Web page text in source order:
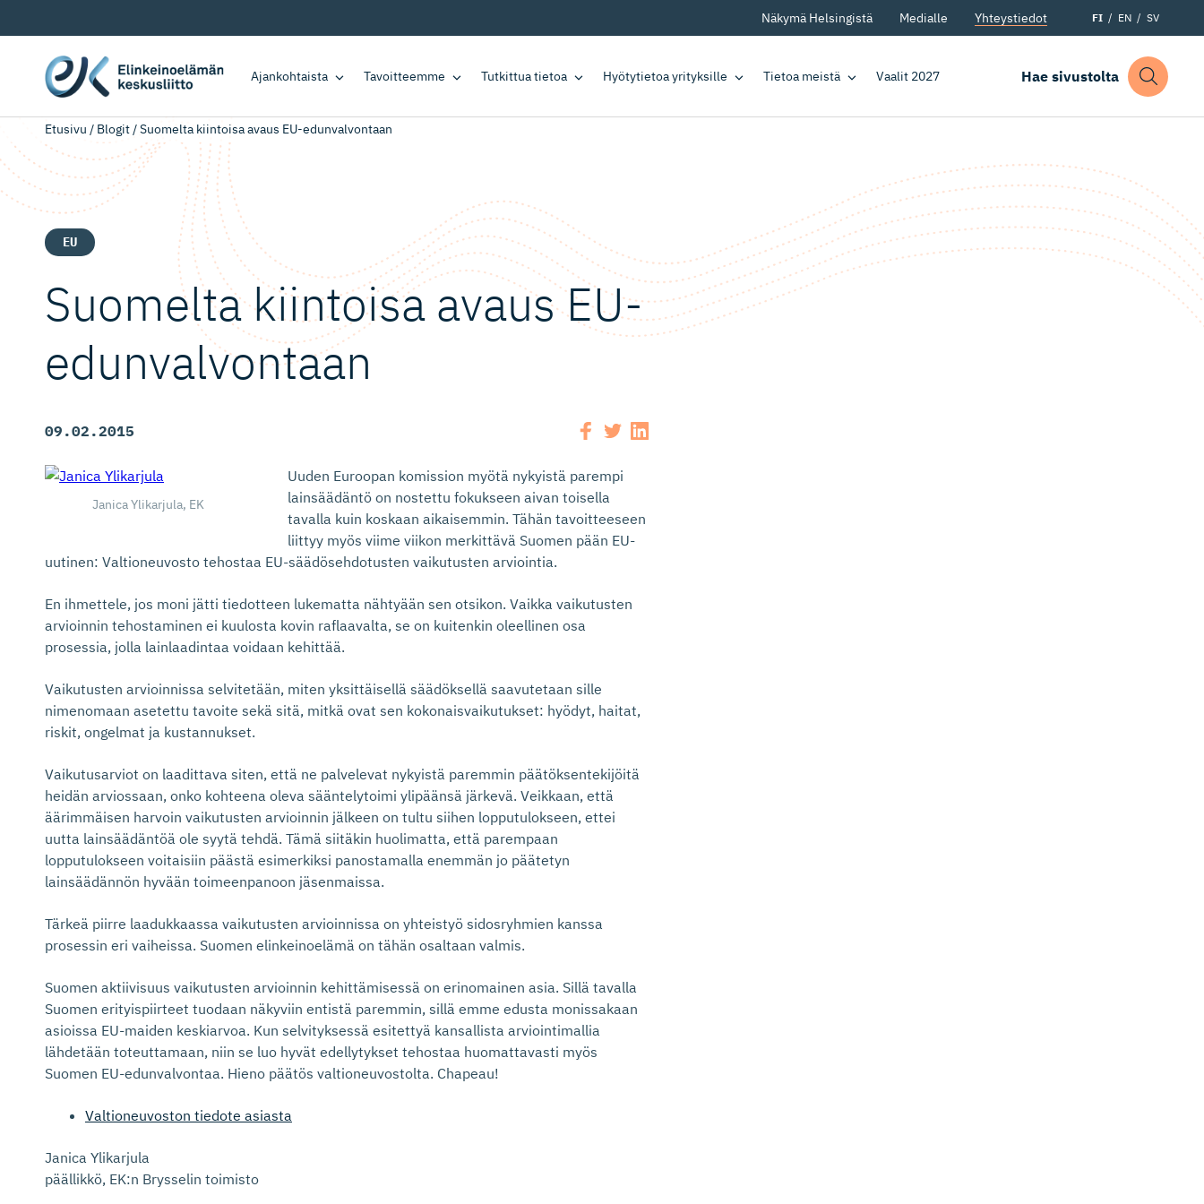
Näkymä Helsingistä Medialle Yhteystiedot FI EN SV
Ajankohtaista Tavoitteemme Tutkittua tietoa Hyötytietoa yrityksille Tietoa meistä Vaalit 2027 Hae sivustolta
Etusivu / Blogit/Suomelta kiintoisa avaus EU-edunvalvontaan
EU
Suomelta kiintoisa avaus EU-
edunval­vontaan
09.02.2015
Janica Ylikarjula, EK
Uuden Euroopan komission myötä nykyistä parempi
lainsäädäntö on nostettu fokukseen aivan toisella
tavalla kuin koskaan aikaisemmin. Tähän tavoitteeseen
liittyy myös viime viikon merkittävä Suomen pään EU-
uutinen: Valtioneuvosto tehostaa EU-säädösehdotusten vaikutusten arviointia.
En ihmettele, jos moni jätti tiedotteen lukematta nähtyään sen otsikon. Vaikka vaikutusten
arvioinnin tehostaminen ei kuulosta kovin raflaavalta, se on kuitenkin oleellinen osa
prosessia, jolla lainlaadintaa voidaan kehittää.
Vaikutusten arvioinnissa selvitetään, miten yksittäisellä säädöksellä saavutetaan sille
nimenomaan asetettu tavoite sekä sitä, mitkä ovat sen kokonaisvaikutukset: hyödyt, haitat,
riskit, ongelmat ja kustannukset.
Vaikutusarviot on laadittava siten, että ne palvelevat nykyistä paremmin päätöksentekijöitä
heidän arviossaan, onko kohteena oleva sääntelytoimi ylipäänsä järkevä. Veikkaan, että
äärimmäisen harvoin vaikutusten arvioinnin jälkeen on tultu siihen lopputulokseen, ettei
uutta lainsäädäntöä ole syytä tehdä. Tämä siitäkin huolimatta, että parempaan
lopputulokseen voitaisiin päästä esimerkiksi panostamalla enemmän jo päätetyn
lainsäädännön hyvään toimeenpanoon jäsenmaissa.
Tärkeä piirre laadukkaassa vaikutusten arvioinnissa on yhteistyö sidosryhmien kanssa
prosessin eri vaiheissa. Suomen elinkeinoelämä on tähän osaltaan valmis.
Suomen aktiivisuus vaikutusten arvioinnin kehittämisessä on erinomainen asia. Sillä tavalla
Suomen erityispiirteet tuodaan näkyviin entistä paremmin, sillä emme edusta monissakaan
asioissa EU-maiden keskiarvoa. Kun selvityksessä esitettyä kansallista arviointimallia
lähdetään toteuttamaan, niin se luo hyvät edellytykset tehostaa huomattavasti myös
Suomen EU-edunvalvontaa. Hieno päätös valtioneuvostolta. Chapeau!
Valtioneuvoston tiedote asiasta
Janica Ylikarjula
päällikkö, EK:n Brysselin toimisto